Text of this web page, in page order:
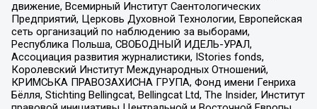
движение, Всемирный Институт Саентологических
Предприятий, Церковь Духовной Технологии, Европейская
сеть организаций по наблюдению за выборами,
Республика Польша, СВОБОДНЫЙ ИДЕЛЬ-УРАЛ,
Ассоциация развития журналистики, IStories fonds,
Королевский Институт Международных Отношений,
КРИМСЬКА ПРАВОЗАХИСНА ГРУПА, Фонд имени Генриха
Бёлля, Stichting Bellingcat, Bellingcat Ltd, The Insider, Институт